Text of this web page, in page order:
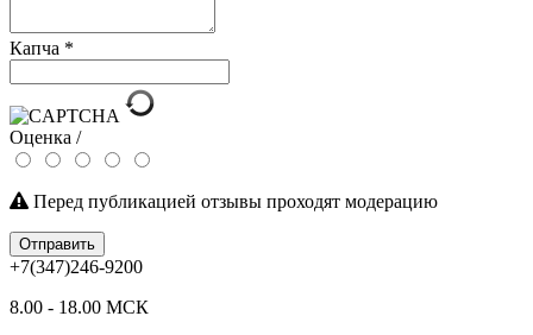
Капча *
Оценка /
Перед публикацией отзывы проходят модерацию
Отправить
+7(347)246-9200
8.00 - 18.00 МСК